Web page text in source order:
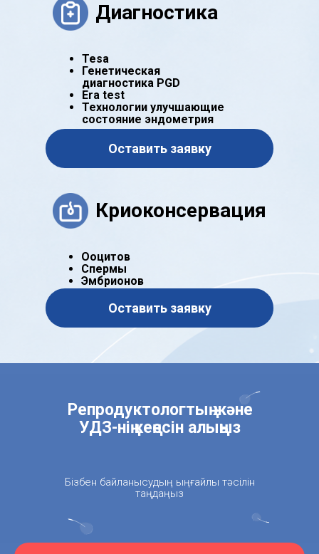
Оставить заявку
Tesa
Генетическая
диагностика PGD
Era test
Технологии улучшающие
состояние эндометрия
Диагностика
Оставить заявку
Ооцитов
Спермы
Эмбрионов
Криоконсервация
Репродуктологтың және
УДЗ-нің кеңесін алыңыз
Бізбен байланысудың ыңғайлы тәсілін
таңдаңыз